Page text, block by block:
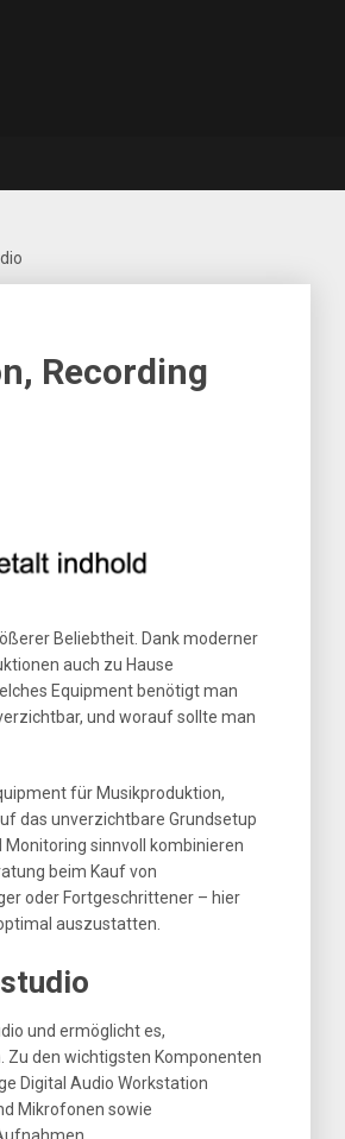
Recording
Beliebtheit. Dank moderner
auch zu Hause
Equipment benötigt man
und worauf sollte man
für Musikproduktion,
das unverzichtbare Grundsetup
sinnvoll kombinieren
beim Kauf von
oder Fortgeschrittener – hier
auszustatten.
und ermöglicht es,
den wichtigsten Komponenten
Digital Audio Workstation
Mikrofonen sowie